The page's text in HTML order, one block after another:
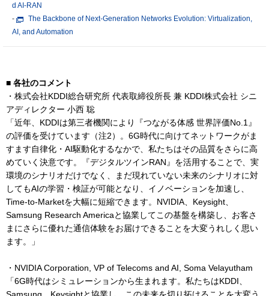
d AI-RAN
-
The Backbone of Next-Generation Networks Evolution: Virtualization,
AI, and Automation
■ 各社のコメント
・株式会社KDDI総合研究所 代表取締役所長 兼 KDDI株式会社 シニ
アディレクター 小西 聡
「近年、KDDIは第三者機関により『つながる体感 世界評価No.1』
の評価を受けています（注2）。6G時代に向けてネットワークがま
すます自律化・AI駆動化するなかで、私たちはその品質をさらに高
めていく決意です。『デジタルツインRAN』を活用することで、実
環境のシナリオだけでなく、まだ現れていない未来のシナリオに対
してもAIの学習・検証が可能となり、イノベーションを加速し、
Time-to-Marketを大幅に短縮できます。NVIDIA、Keysight、
Samsung Research Americaと協業してこの基盤を構築し、お客さ
まにさらに優れた通信体験をお届けできることを大変うれしく思い
ます。」
・NVIDIA Corporation, VP of Telecoms and AI, Soma Velayutham
「6G時代はシミュレーションから生まれます。私たちはKDDI、